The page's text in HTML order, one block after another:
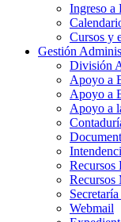
Ingreso a
Cursos y
Gestión
División
Apoyo a
Apoyo a
Apoyo a
Recursos
Recursos
Webmail